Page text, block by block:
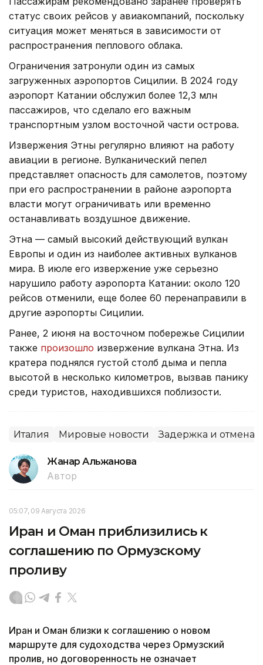
статус своих рейсов у авиакомпаний, поскольку
ситуация может меняться в зависимости от
распространения пеплового облака.
Ограничения затронули один из самых
загруженных аэропортов Сицилии. В 2024 году
аэропорт Катании обслужил более 12,3 млн
пассажиров, что сделало его важным
транспортным узлом восточной части острова.
Извержения Этны регулярно влияют на работу
авиации в регионе. Вулканический пепел
представляет опасность для самолетов, поэтому
при его распространении в районе аэропорта
власти могут ограничивать или временно
останавливать воздушное движение.
Этна — самый высокий действующий вулкан
Европы и один из наиболее активных вулканов
мира. В июле его извержение уже серьезно
нарушило работу аэропорта Катании: около 120
рейсов отменили, еще более 60 перенаправили в
другие аэропорты Сицилии.
Ранее, 2 июня на восточном побережье Сицилии
также произошло извержение вулкана Этна. Из
кратера поднялся густой столб дыма и пепла
высотой в несколько километров, вызвав панику
среди туристов, находившихся поблизости.
Италия Мировые новости Задержка и отмена
Жанар Альжанова
Автор
05:07, 09 Августа 2026
Иран и Оман приблизились к
соглашению по Ормузскому
проливу
Иран и Оман близки к соглашению о новом
маршруте для судоходства через Ормузский
пролив, но договоренность не означает